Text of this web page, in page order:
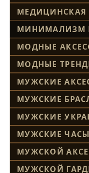
МИНИМАЛИЗМ
МОДНЫЕ
МОДНЫЕ
МУЖСКИЕ
МУЖСКИЕ
МУЖСКИЕ
МУЖСКИЕ ЧАСЫ
МУЖСКОЙ
МУЖСКОЙ